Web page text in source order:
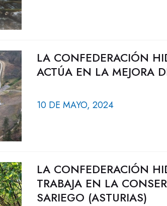
LA CONFEDERACIÓN
ACTÚA EN LA MEJORA
10 DE MAYO, 2024
LA CONFEDERACIÓN
TRABAJA EN LA
SARIEGO (ASTURIAS)